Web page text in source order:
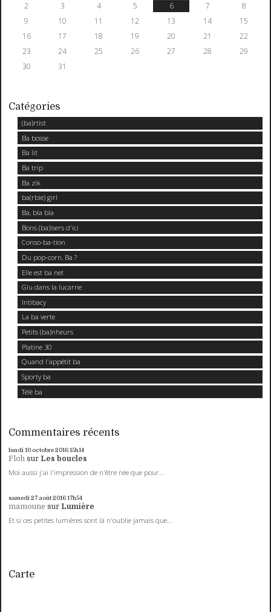
2
3 4 5 6 7
8
9
10 11 12 13 14
15
16
17 18 19 20 21
22
23
24 25 26 27 28
29
30
31
Catégories
(ba)rtist
Ba bosse
Ba lit
Ba trip
Ba zik
ba(rbie) girl
Ba, bla bla
Bons (ba)isers d'ici
Conso-ba-tion
Du pop-corn, Ba ?
Elle est ba net
Glu dans la lucarne
Intibacy
La ba verte
Petits (ba)nheurs
Platine 30
Quand l'appétit ba
Sporty ba
Télé ba
Commentaires récents
lundi 10 octobre 201615h14
Floh sur Les boucles
Moi aussi j'ai l'impression de n'être née que pour...
samedi 27 août 201617h54
mamoune sur Lumière
Et si ces petites lumières sont là n'oublie jamais que...
Carte